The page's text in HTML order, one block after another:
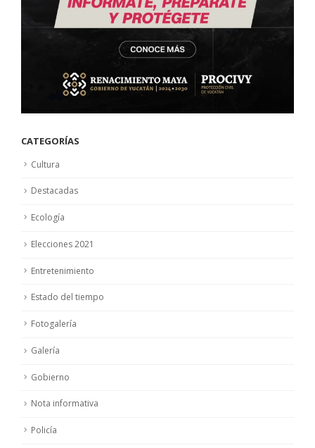
CATEGORÍAS
Cultura
Destacadas
Ecología
Elecciones 2021
Entretenimiento
Estado del tiempo
Fotogalería
Galería
Gobierno
Nota informativa
Policía